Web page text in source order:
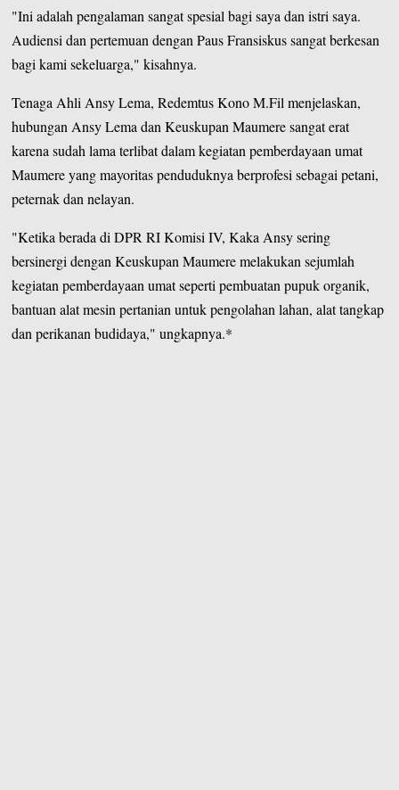
"Ini adalah pengalaman sangat spesial bagi saya dan istri saya.
Audiensi dan pertemuan dengan Paus Fransiskus sangat berkesan
bagi kami sekeluarga," kisahnya.
Tenaga Ahli Ansy Lema, Redemtus Kono M.Fil menjelaskan,
hubungan Ansy Lema dan Keuskupan Maumere sangat erat
karena sudah lama terlibat dalam kegiatan pemberdayaan umat
Maumere yang mayoritas penduduknya berprofesi sebagai petani,
peternak dan nelayan.
"Ketika berada di DPR RI Komisi IV, Kaka Ansy sering
bersinergi dengan Keuskupan Maumere melakukan sejumlah
kegiatan pemberdayaan umat seperti pembuatan pupuk organik,
bantuan alat mesin pertanian untuk pengolahan lahan, alat tangkap
dan perikanan budidaya," ungkapnya.*